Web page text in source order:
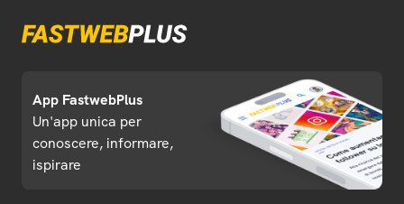
App FastwebPlus
Un'app unica per
conoscere, informare,
ispirare